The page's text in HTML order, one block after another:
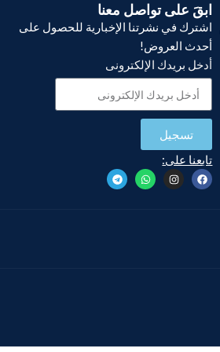
ابقَ على تواصل معنا
اشترك في نشرتنا الإخبارية للحصول على
أحدث العروض!
أدخل بريدك الإلكترونى
تسجيل
تابعنا على: